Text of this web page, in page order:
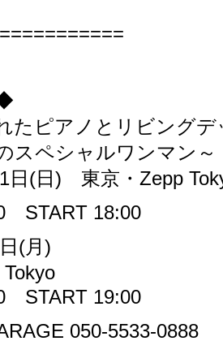
たピアノとリビングデ
スペシャルワンマン～
日(日) 東京・Zepp
START 18:00
(月)
START 19:00
050-5533-0888